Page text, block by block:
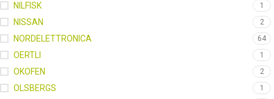
NILFISK 1
NISSAN 2
NORDELETTRONICA 64
OERTLI 1
OKOFEN 2
OLSBERGS 1